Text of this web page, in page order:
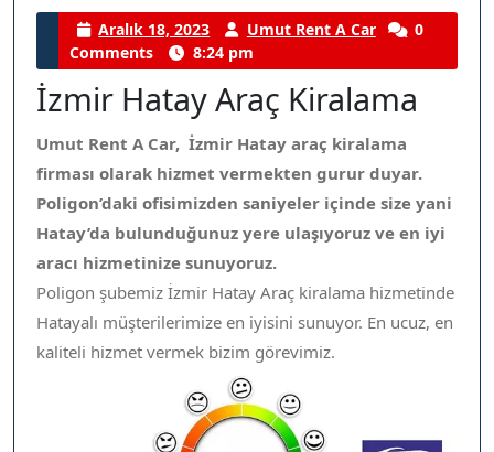
Category
Aralık 18, 2023
Aralık
18,
2023
Umut Rent A Car Umut
A
Car
0
Comments
8:24 pm
İzmir Hatay Araç Kiralama
Umut Rent A Car, İzmir Hatay araç kiralama
firması olarak hizmet vermekten gurur duyar.
Poligon’daki ofisimizden saniyeler içinde size yani
Hatay’da bulunduğunuz yere ulaşıyoruz ve en iyi
aracı hizmetinize sunuyoruz.
Poligon şubemiz İzmir Hatay Araç kiralama hizmetinde
Hatayalı müşterilerimize en iyisini sunuyor. En ucuz, en
kaliteli hizmet vermek bizim görevimiz.